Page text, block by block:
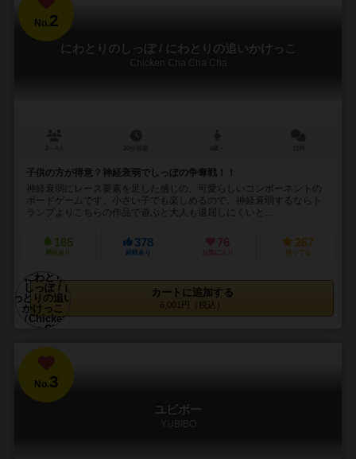
No.2
にわとりのしっぽ / にわとりの追いかけっこ
Chicken Cha Cha Cha
子供の方が得意？神経衰弱でしっぽの争奪戦！！
神経衰弱にレース要素を足した感じの、可愛らしいコンポーネントの
ボードゲームです。小さい子でも楽しめるので、神経衰弱するならト
ランプよりこちらの作品で遊ぶと大人も退屈しにくいと...
165
興味あり
378
経験あり
76
お気に入り
267
持ってる
カートに追加する
6,001円（税込）
No.3
ユビボー
YUBIBO